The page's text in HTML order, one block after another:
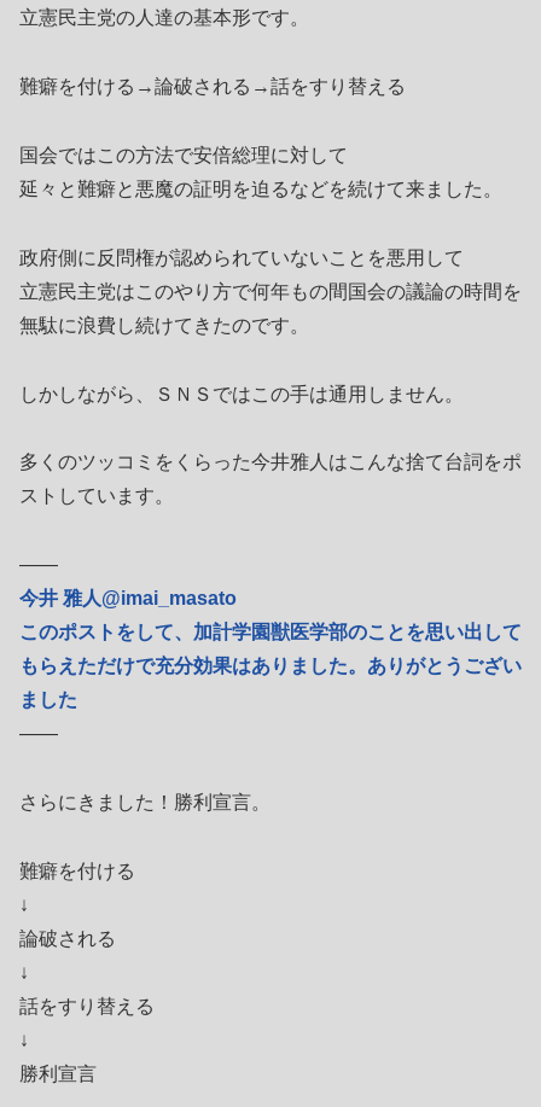
立憲民主党の人達の基本形です。
難癖を付ける→論破される→話をすり替える
国会ではこの方法で安倍総理に対して
延々と難癖と悪魔の証明を迫るなどを続けて来ました。
政府側に反問権が認められていないことを悪用して
立憲民主党はこのやり方で何年もの間国会の議論の時間を
無駄に浪費し続けてきたのです。
しかしながら、ＳＮＳではこの手は通用しません。
多くのツッコミをくらった今井雅人はこんな捨て台詞をポ
ストしています。
――
今井 雅人@imai_masato
このポストをして、加計学園獣医学部のことを思い出して
もらえただけで充分効果はありました。ありがとうござい
ました
――
さらにきました！勝利宣言。
難癖を付ける
↓
論破される
↓
話をすり替える
↓
勝利宣言